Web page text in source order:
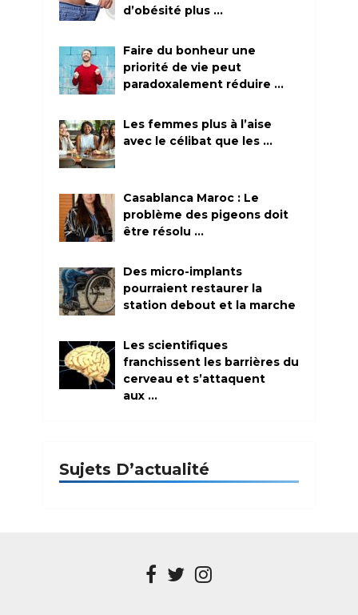
d’obésité plus …
Faire du bonheur une
priorité de vie peut
paradoxalement réduire …
Les femmes plus à l’aise
avec le célibat que les …
Casablanca Maroc : Le
problème des pigeons doit
être résolu …
Des micro-implants
pourraient restaurer la
station debout et la marche
Les scientifiques
franchissent les barrières du
cerveau et s’attaquent
aux …
Sujets D’actualité